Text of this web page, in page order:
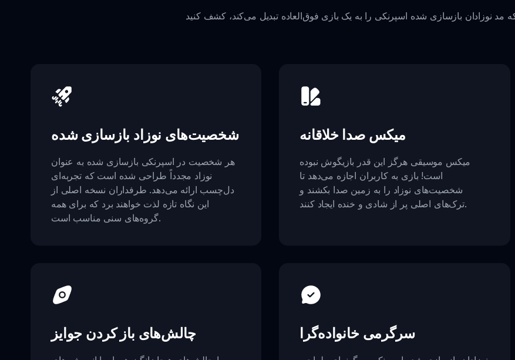
شخصیت‌های نوزاد بازسازی شده
هر شخصیت در اسپرنکی بازسازی شده به عنوان
نوزاد مجدداً طراحی شده است که تجربه‌ای
دل‌چسب ارائه می‌دهد. طرفداران نسخه اصلی از
این نگاه تازه لذت خواهند برد که برای همه
گروه‌های سنی مناسب است.
میکس صدا خلاقانه
میکس موسیقی هرگز این قدر بازیگوش نبوده
است! بازی به کاربران اجازه می‌دهد تا
شخصیت‌های نوزاد را به زمین صدا بکشند و
ترک‌های اصلی پر از شادی و خنده ایجاد کنند.
چالش‌های باز کردن جوایز سرگرمی خانواده‌گرا